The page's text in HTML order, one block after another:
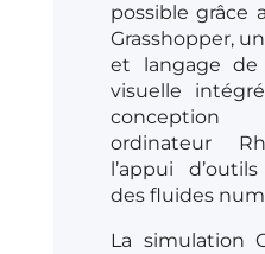
possible grâce
Grasshopper,
et langage de
visuelle
conception
ordinateur
l’appui
des fluides
La simulation